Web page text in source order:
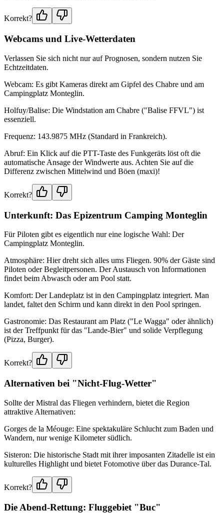
Korrekt?
Webcams und Live-Wetterdaten
Verlassen Sie sich nicht nur auf Prognosen, sondern nutzen Sie
Echtzeitdaten.
Webcam: Es gibt Kameras direkt am Gipfel des Chabre und am
Campingplatz Monteglin.
Holfuy/Balise: Die Windstation am Chabre ("Balise FFVL") ist
essenziell.
Frequenz: 143.9875 MHz (Standard in Frankreich).
Abruf: Ein Klick auf die PTT-Taste des Funkgeräts löst oft die
automatische Ansage der Windwerte aus. Achten Sie auf die
Differenz zwischen Mittelwind und Böen (maxi)!
Korrekt?
Unterkunft: Das Epizentrum Camping Monteglin
Für Piloten gibt es eigentlich nur eine logische Wahl: Der
Campingplatz Monteglin.
Atmosphäre: Hier dreht sich alles ums Fliegen. 90% der Gäste sind
Piloten oder Begleitpersonen. Der Austausch von Informationen
findet beim Abwasch oder am Pool statt.
Komfort: Der Landeplatz ist in den Campingplatz integriert. Man
landet, faltet den Schirm und kann direkt in den Pool springen.
Gastronomie: Das Restaurant am Platz ("Le Wagga" oder ähnlich)
ist der Treffpunkt für das "Lande-Bier" und solide Verpflegung
(Pizza, Burger).
Korrekt?
Alternativen bei "Nicht-Flug-Wetter"
Sollte der Mistral das Fliegen verhindern, bietet die Region
attraktive Alternativen:
Gorges de la Méouge: Eine spektakuläre Schlucht zum Baden und
Wandern, nur wenige Kilometer südlich.
Sisteron: Die historische Stadt mit ihrer imposanten Zitadelle ist ein
kulturelles Highlight und bietet Fotomotive über das Durance-Tal.
Korrekt?
Die Abend-Rettung: Fluggebiet "Buc"